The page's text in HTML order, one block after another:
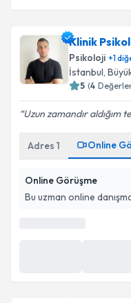
Klinik
Psikoloji +1
İstanbul,
5 (4
Uzun zamandır
Adres 1 Online
Online Görüşme
Bu uzman online